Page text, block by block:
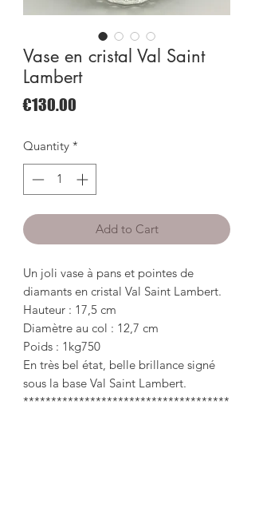
Vase en cristal Val Saint
Lambert
€130.00
Quantity *
Add to Cart
Un joli vase à pans et pointes de
diamants en cristal Val Saint Lambert.
Hauteur : 17,5 cm
Diamètre au col : 12,7 cm
Poids : 1kg750
En très bel état, belle brillance signé
sous la base Val Saint Lambert.
*************************************